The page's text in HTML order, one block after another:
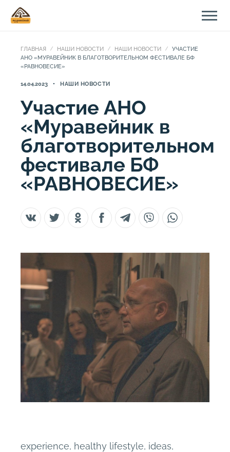
ГЛАВНАЯ НАШИ НОВОСТИ НАШИ НОВОСТИ
УЧАСТИЕ
АНО «МУРАВЕЙНИК В БЛАГОТВОРИТЕЛЬНОМ ФЕСТИВАЛЕ БФ
«РАВНОВЕСИЕ»
14.04.2023 НАШИ НОВОСТИ
Участие АНО
«Муравейник в
благотворительном
фестивале БФ
«РАВНОВЕСИЕ»
experience, healthy lifestyle, ideas,